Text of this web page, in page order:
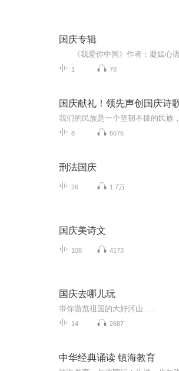
国庆专辑
1 78
国庆献礼！领先声创国庆诗
8 6076
刑法国庆
26 1.7万
国庆美诗文
108 4173
国庆去哪儿玩
带你游览祖国的大好河山……
14 2687
中华经典诵读 镇海教育